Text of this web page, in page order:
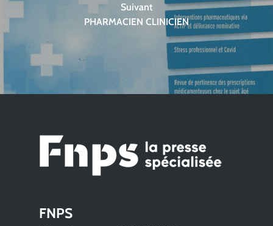
Suivant
PHARMACIEN CLINICIEN
FNPS